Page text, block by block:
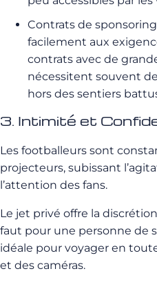
Contrats de
facilement aux
contrats avec de
nécessitent souvent
hors des sentiers
3. Intimité et
Les footballeurs sont
projecteurs, subissant
l’attention des fans.
Le jet privé offre la
faut pour une personne de
idéale pour voyager en
et des caméras.